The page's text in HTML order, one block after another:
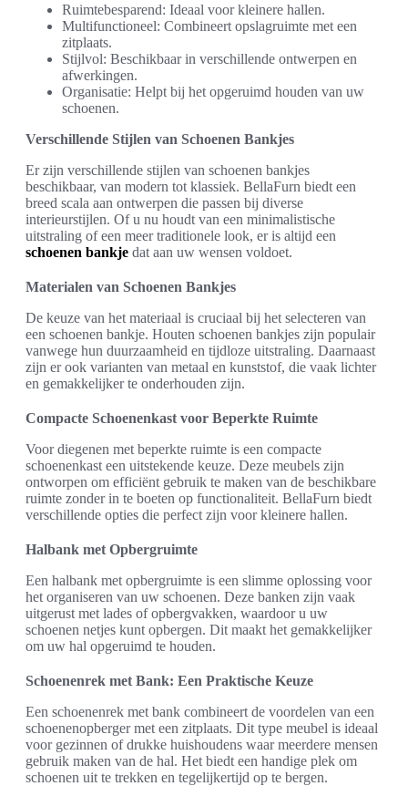
Ruimtebesparend: Ideaal voor kleinere hallen.
Multifunctioneel: Combineert opslagruimte met een
zitplaats.
Stijlvol: Beschikbaar in verschillende ontwerpen en
afwerkingen.
Organisatie: Helpt bij het opgeruimd houden van uw
schoenen.
Verschillende Stijlen van Schoenen Bankjes
Er zijn verschillende stijlen van schoenen bankjes
beschikbaar, van modern tot klassiek. BellaFurn biedt een
breed scala aan ontwerpen die passen bij diverse
interieurstijlen. Of u nu houdt van een minimalistische
uitstraling of een meer traditionele look, er is altijd een
schoenen bankje dat aan uw wensen voldoet.
Materialen van Schoenen Bankjes
De keuze van het materiaal is cruciaal bij het selecteren van
een schoenen bankje. Houten schoenen bankjes zijn populair
vanwege hun duurzaamheid en tijdloze uitstraling. Daarnaast
zijn er ook varianten van metaal en kunststof, die vaak lichter
en gemakkelijker te onderhouden zijn.
Compacte Schoenenkast voor Beperkte Ruimte
Voor diegenen met beperkte ruimte is een compacte
schoenenkast een uitstekende keuze. Deze meubels zijn
ontworpen om efficiënt gebruik te maken van de beschikbare
ruimte zonder in te boeten op functionaliteit. BellaFurn biedt
verschillende opties die perfect zijn voor kleinere hallen.
Halbank met Opbergruimte
Een halbank met opbergruimte is een slimme oplossing voor
het organiseren van uw schoenen. Deze banken zijn vaak
uitgerust met lades of opbergvakken, waardoor u uw
schoenen netjes kunt opbergen. Dit maakt het gemakkelijker
om uw hal opgeruimd te houden.
Schoenenrek met Bank: Een Praktische Keuze
Een schoenenrek met bank combineert de voordelen van een
schoenenopberger met een zitplaats. Dit type meubel is ideaal
voor gezinnen of drukke huishoudens waar meerdere mensen
gebruik maken van de hal. Het biedt een handige plek om
schoenen uit te trekken en tegelijkertijd op te bergen.